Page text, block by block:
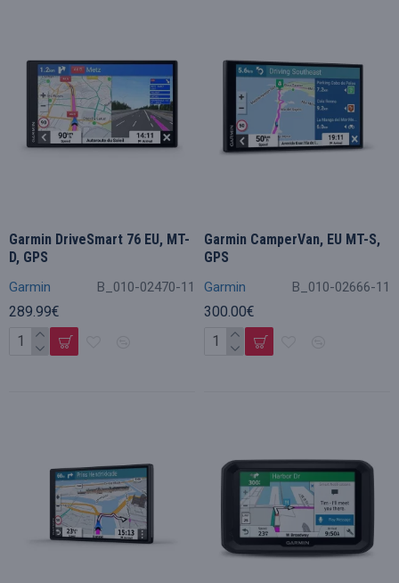
Garmin B_010-02470-11
Garmin DriveSmart 76 EU, MT-
D, GPS
289.99€
Garmin B_010-02666-11
Garmin CamperVan, EU MT-S,
GPS
300.00€